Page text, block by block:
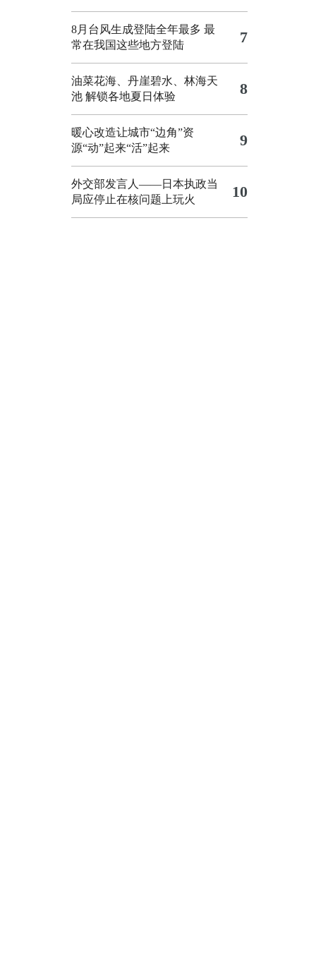
8月台风生成登陆全年最多 最
常在我国这些地方登陆
7
油菜花海、丹崖碧水、林海天
池 解锁各地夏日体验
8
暖心改造让城市“边角”资
源“动”起来“活”起来
9
外交部发言人——日本执政当
局应停止在核问题上玩火
10